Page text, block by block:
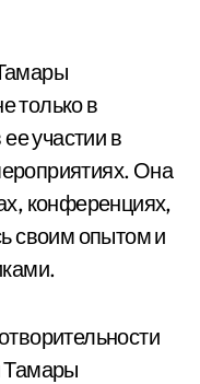
только в
участии в
Она
конференциях,
своим опытом и
Тамары